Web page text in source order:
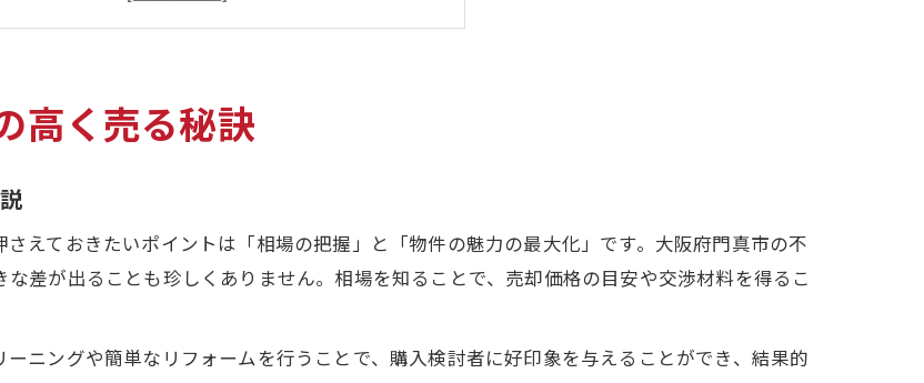
く売るために今押さえるべき売却の流れ
却へ導く門真市での実践コツ集
ンション売りたい時の具体的な価格アップ施策
く売るコツを活かす査定と売却タイミング
ンション売りたい人が迷わない選択肢の比較法
マンション売りたい方必見の現地魅力アピール術
ンション売りたい方が避けるべき失敗事例
高く売る秘訣
えておきたいポイントは「相場の把握」と「物件の魅力の最大化」です。大阪府門真市の不
差が出ることも珍しくありません。相場を知ることで、売却価格の目安や交渉材料を得るこ
ニングや簡単なリフォームを行うことで、購入検討者に好印象を与えることができ、結果的